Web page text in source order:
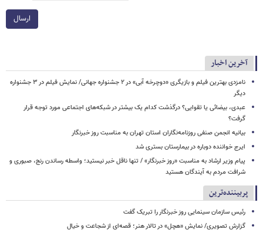
ارسال
آخرین اخبار
نامزدی بهترین فیلم و بازیگری «دوچرخه آبی» در ۲ جشنواره جهانی/ نمایش فیلم در ۳ جشنواره
دیگر
عبدی، بیضائی یا تقوایی؟ درگذشت کدام یک بیشتر در شبکه‌های اجتماعی مورد توجه قرار
گرفت؟
بیانیه انجمن صنفی روزنامه‌نگاران استان تهران به مناسبت روز خبرنگار
ایرج خواننده دوباره در بیمارستان بستری شد
پیام وزیر ارشاد به مناسبت «روز خبرنگار» / تنها ناقل خبر نیستید؛ واسطه رساندن رنج، صبوری و
شرافت مردم به آیندگان هستید
پربیننده‌ترین
رئیس سازمان سینمایی روز خبرنگار را تبریک گفت
گزارش تصویری/ نمایش «هچل» در تالار هنر؛ قصه‌ای از شجاعت و خیال